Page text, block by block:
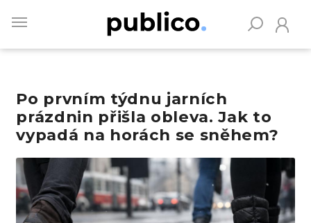
main
Po prvním týdnu jarních
prázdnin přišla obleva. Jak to
vypadá na horách se sněhem?
Obrázek
Vyhledávejte na Publiku